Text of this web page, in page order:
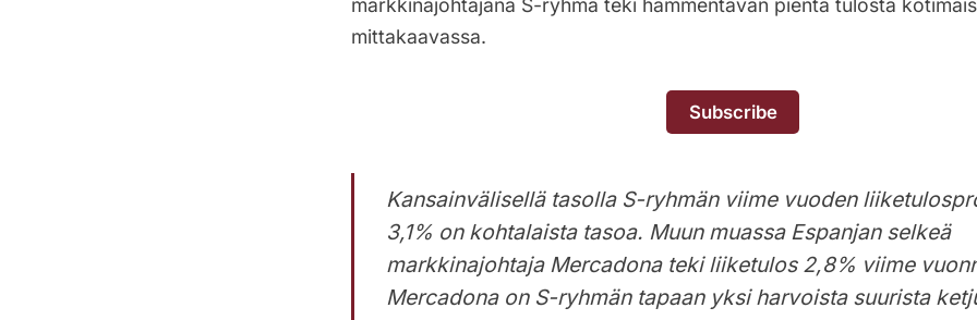
markkinajohtajana S-ryhmä teki hämmentävän pientä tulosta
mittakaavassa.
Subscribe
Kansainvälisellä tasolla S-ryhmän viime vuoden
3,1% on kohtalaista tasoa. Muun muassa Espanjan selkeä
markkinajohtaja Mercadona teki liiketulos 2,8% viime
Mercadona on S-ryhmän tapaan yksi harvoista suurista